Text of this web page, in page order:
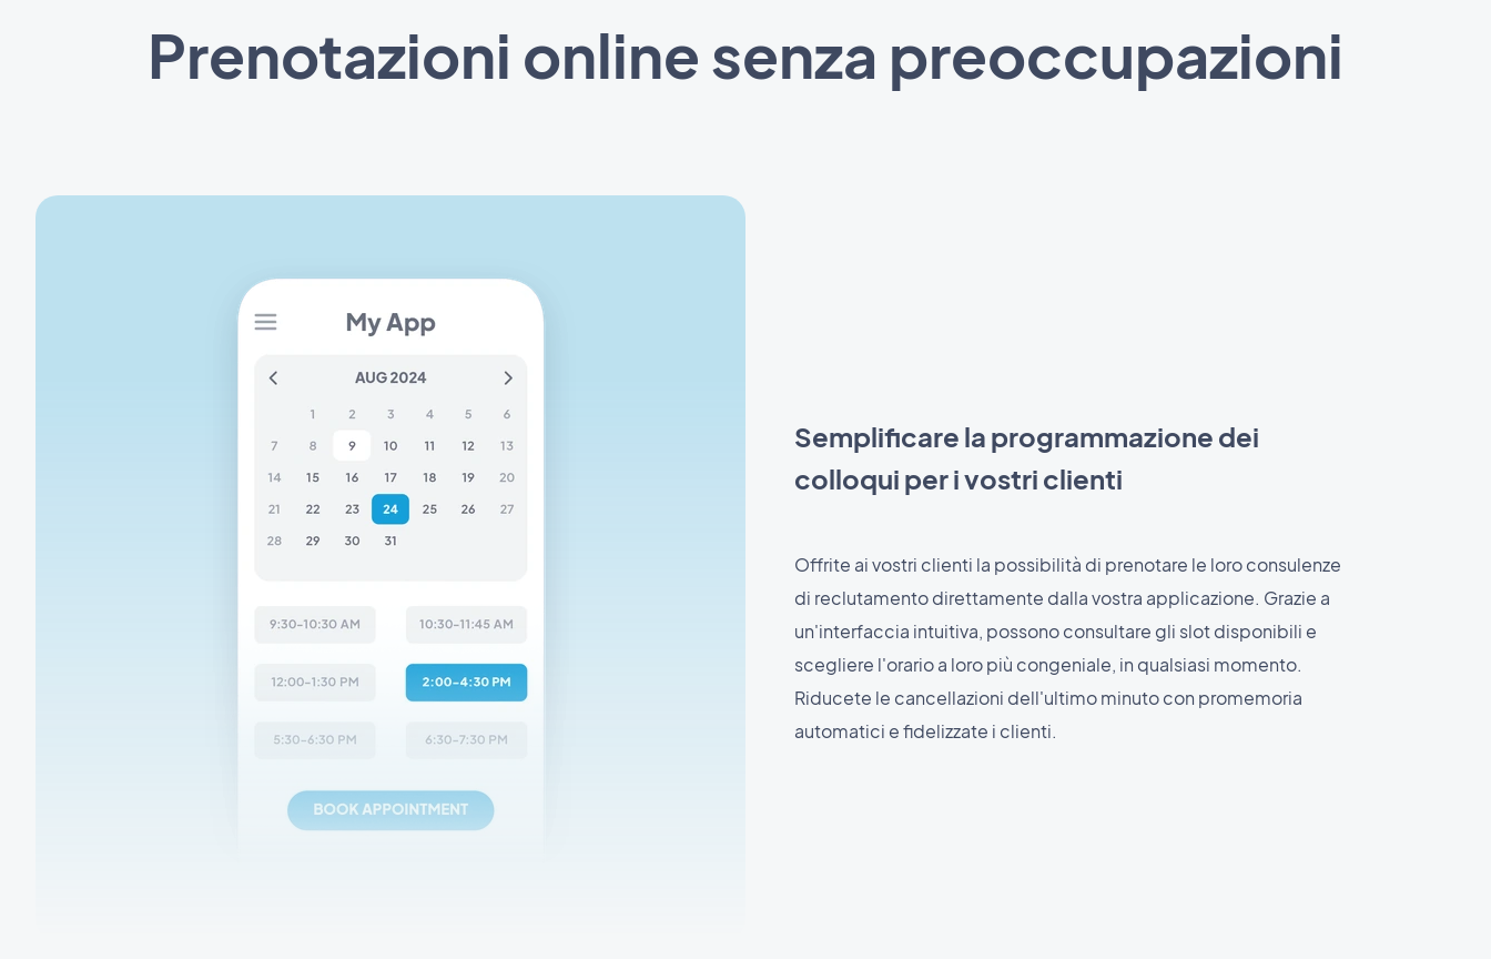
Prenotazioni online senza preoccupazioni
Semplificare la programmazione dei
colloqui per i vostri clienti
Offrite ai vostri clienti la possibilità di prenotare le loro consulenze
di reclutamento direttamente dalla vostra applicazione. Grazie a
un'interfaccia intuitiva, possono consultare gli slot disponibili e
scegliere l'orario a loro più congeniale, in qualsiasi momento.
Riducete le cancellazioni dell'ultimo minuto con promemoria
automatici e fidelizzate i clienti.